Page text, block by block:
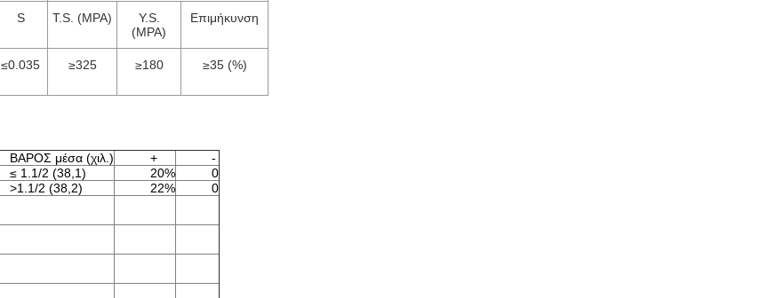
S T.S. (MPA)
Y.S.
(MPA)
Επιμήκυνση
≤0.035 ≥325 ≥180 ≥35 (%)
ΒΑΡΟΣ μέσα (χιλ.) +
-
≤ 1.1/2 (38,1) 20%
0
>1.1/2 (38,2) 22%
0